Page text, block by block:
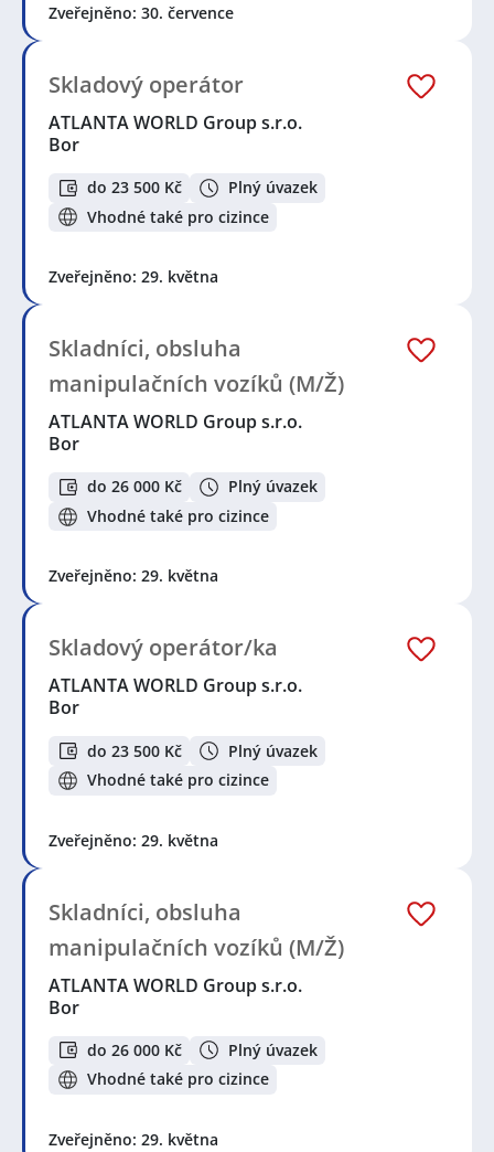
Zveřejněno: 30. července
Skladový operátor
ATLANTA WORLD Group s.r.o.
Bor
do 23 500 Kč
Plný úvazek
Vhodné také pro cizince
Zveřejněno: 29. května
Skladníci, obsluha
manipulačních vozíků (M/Ž)
ATLANTA WORLD Group s.r.o.
Bor
do 26 000 Kč
Plný úvazek
Vhodné také pro cizince
Zveřejněno: 29. května
Skladový operátor/ka
ATLANTA WORLD Group s.r.o.
Bor
do 23 500 Kč
Plný úvazek
Vhodné také pro cizince
Zveřejněno: 29. května
Skladníci, obsluha
manipulačních vozíků (M/Ž)
ATLANTA WORLD Group s.r.o.
Bor
do 26 000 Kč
Plný úvazek
Vhodné také pro cizince
Zveřejněno: 29. května